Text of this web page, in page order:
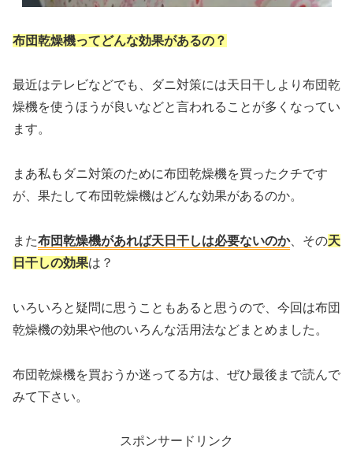
布団乾燥機ってどんな効果があるの？
最近はテレビなどでも、ダニ対策には天日干しより布団乾
燥機を使うほうが良いなどと言われることが多くなってい
ます。
まあ私もダニ対策のために布団乾燥機を買ったクチです
が、果たして布団乾燥機はどんな効果があるのか。
また布団乾燥機があれば天日干しは必要ないのか、その天
日干しの効果は？
いろいろと疑問に思うこともあると思うので、今回は布団
乾燥機の効果や他のいろんな活用法などまとめました。
布団乾燥機を買おうか迷ってる方は、ぜひ最後まで読んで
みて下さい。
スポンサードリンク